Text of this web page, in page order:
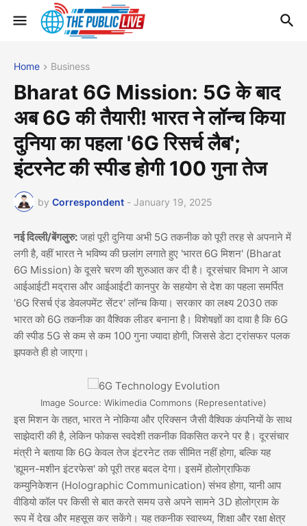
Home Business
Bharat 6G Mission: 5G के बाद
अब 6G की तैयारी! भारत ने लॉन्च किया
दुनिया का पहला '6G रिसर्च लैब';
इंटरनेट की स्पीड होगी 100 गुना तेज
by Correspondent - January 19, 2025
नई दिल्ली/बेंगलुरु: जहां पूरी दुनिया अभी 5G तकनीक को पूरी तरह से अपनाने में
लगी है, वहीं भारत ने भविष्य की छलांग लगाते हुए 'भारत 6G मिशन' (Bharat
6G Mission) के दूसरे चरण की शुरुआत कर दी है। दूरसंचार विभाग ने आज
आईआईटी मद्रास और आईआईटी कानपुर के सहयोग से देश का पहला समर्पित
'6G रिसर्च एंड डेवलपमेंट सेंटर' लॉन्च किया। सरकार का लक्ष्य 2030 तक
भारत को 6G तकनीक का वैश्विक लीडर बनाना है। विशेषज्ञों का दावा है कि 6G
की स्पीड 5G से कम से कम 100 गुना ज्यादा होगी, जिससे डेटा ट्रांसफर पलक
झपकते ही हो जाएगा।
Image Source: Wikimedia Commons (Representative)
इस मिशन के तहत, भारत ने नोकिया और एरिक्सन जैसी वैश्विक कंपनियों के साथ
साझेदारी की है, लेकिन फोकस स्वदेशी तकनीक विकसित करने पर है। दूरसंचार
मंत्री ने बताया कि 6G केवल तेज इंटरनेट तक सीमित नहीं होगा, बल्कि यह
'ह्यूमन-मशीन इंटरफेस' को पूरी तरह बदल देगा। इसमें होलोग्राफिक
कम्युनिकेशन (Holographic Communication) संभव होगा, यानी आप
वीडियो कॉल पर किसी से बात करते समय उसे अपने सामने 3D होलोग्राम के
रूप में देख और महसूस कर सकेंगे। यह तकनीक स्वास्थ्य, शिक्षा और रक्षा क्षेत्र